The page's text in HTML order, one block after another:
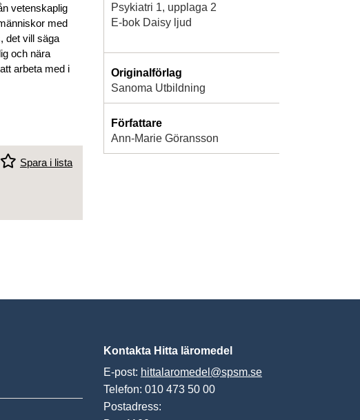
vetenskaplig
med
det vill säga
och nära
arbeta med i
Spara i lista
Psykiatri 1, upplaga 2
E-bok Daisy ljud
Originalförlag
Sanoma Utbildning
Författare
Ann-Marie Göransson
Kontakta Hitta läromedel
E-post: hittalaromedel@spsm.se
Telefon: 010 473 50 00
Postadress: